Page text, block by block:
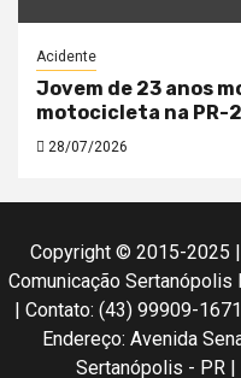
Acidente
Jovem de 23 anos
motocicleta na PR-
28/07/2026
Copyright © 2015-2025
Comunicação
| Contato: (43) 99909-
Endereço: Avenida
Sertanópolis - PR |